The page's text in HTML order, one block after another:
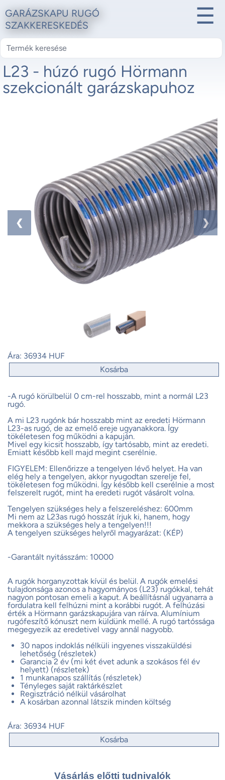
GARÁZSKAPU RUGÓ
SZAKKERESKEDÉS
☰
L23 - húzó rugó Hörmann
szekcionált garázskapuhoz
❮ ❯
Ára: 36934 HUF
Kosárba
-A rugó körülbelül 0 cm-rel hosszabb, mint a normál L23
rugó.
A mi L23 rugónk bár hosszabb mint az eredeti Hörmann
L23-as rugó, de az emelő ereje ugyanakkora. Így
tökéletesen fog működni a kapuján.
Mivel egy kicsit hosszabb, így tartósabb, mint az eredeti.
Emiatt később kell majd megint cserélnie.
FIGYELEM: Ellenőrizze a tengelyen lévő helyet. Ha van
elég hely a tengelyen, akkor nyugodtan szerelje fel,
tökéletesen fog működni. Így később kell cserélnie a most
felszerelt rugót, mint ha eredeti rugót vásárolt volna.
Tengelyen szükséges hely a felszereléshez: 600mm
Mi nem az L23as rugó hosszát írjuk ki, hanem, hogy
mekkora a szükséges hely a tengelyen!!!
A tengelyen szükséges helyről magyarázat: (KÉP)
-Garantált nyitásszám: 10000
A rugók horganyzottak kívül és belül. A rugók emelési
tulajdonsága azonos a hagyományos (L23) rugókkal, tehát
nagyon pontosan emeli a kaput. A beállításnál ugyanarra a
fordulatra kell felhúzni mint a korábbi rugót. A felhúzási
érték a Hörmann garázskapujára van ráírva. Alumínium
rugófeszítő kónuszt nem küldünk mellé. A rugó tartóssága
megegyezik az eredetivel vagy annál nagyobb.
30 napos indoklás nélküli ingyenes visszaküldési
lehetőség (részletek)
Garancia 2 év (mi két évet adunk a szokásos fél év
helyett) (részletek)
1 munkanapos szállítás (részletek)
Tényleges saját raktárkészlet
Regisztráció nélkül vásárolhat
A kosárban azonnal látszik minden költség
Ára: 36934 HUF
Kosárba
Vásárlás előtti tudnivalók